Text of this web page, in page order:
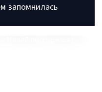
запомнилась